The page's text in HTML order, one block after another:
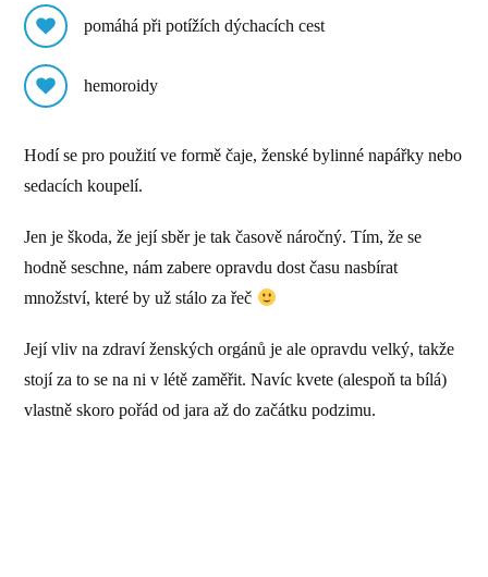
pomáhá při potížích dýchacích cest
hemoroidy
Hodí se pro použití ve formě čaje, ženské bylinné napářky nebo
sedacích koupelí.
Jen je škoda, že její sběr je tak časově náročný. Tím, že se
hodně seschne, nám zabere opravdu dost času nasbírat
množství, které by už stálo za řeč
Její vliv na zdraví ženských orgánů je ale opravdu velký, takže
stojí za to se na ni v létě zaměřit. Navíc kvete (alespoň ta bílá)
vlastně skoro pořád od jara až do začátku podzimu.